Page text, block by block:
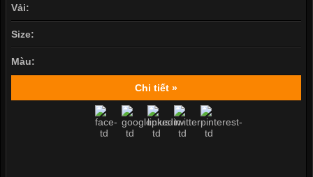
Vải:
Size:
Màu:
Chi tiết »